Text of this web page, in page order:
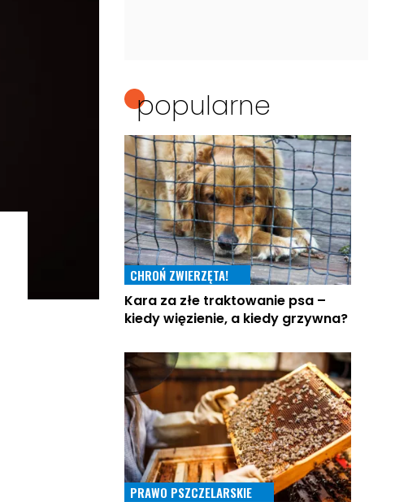
popularne
CHROŃ ZWIERZĘTA!
Kara za złe traktowanie psa –
kiedy więzienie, a kiedy grzywna?
PRAWO PSZCZELARSKIE